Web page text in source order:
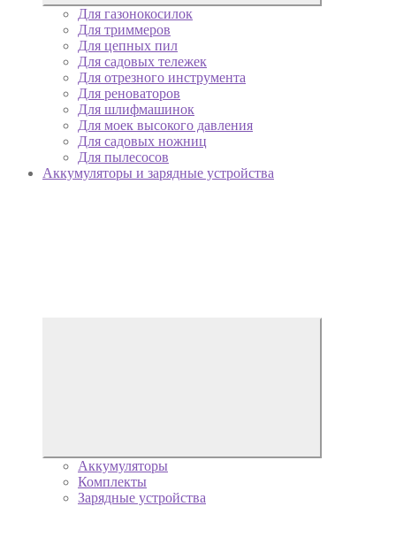
Для газонокосилок
Для триммеров
Для цепных пил
Для садовых тележек
Для отрезного инструмента
Для реноваторов
Для шлифмашинок
Для моек высокого давления
Для садовых ножниц
Для пылесосов
Аккумуляторы и зарядные устройства
Аккумуляторы
Комплекты
Зарядные устройства